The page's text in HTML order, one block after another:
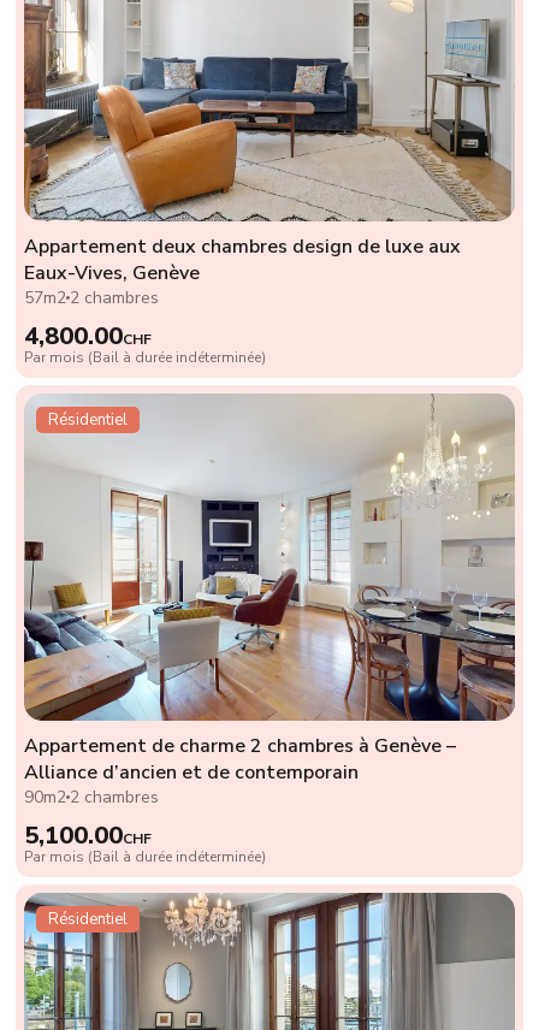
Appartement deux chambres design de luxe aux
Eaux-Vives, Genève
57m2 2 chambres
4,800.00CHF
Par mois (Bail à durée indéterminée)
Résidentiel
Appartement de charme 2 chambres à Genève –
Alliance d’ancien et de contemporain
90m2 2 chambres
5,100.00CHF
Par mois (Bail à durée indéterminée)
Résidentiel